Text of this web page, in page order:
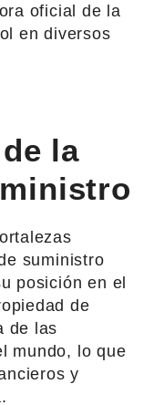
oficial de la
en diversos
la
suministro
posición en el
de
de las
mundo, lo que
y